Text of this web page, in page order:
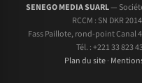
SENEGO MEDIA SUARL—
RCCM : SN DKR
Fass Paillote, rond-point Canal
Tél. : +221 33 823
Plan du site·